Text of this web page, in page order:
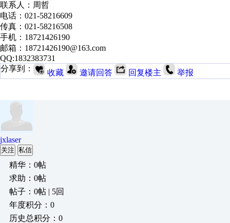
联系人：周哲
电话：021-58216609
传真：021-58216508
手机：18721426190
邮箱：18721426190@163.com
QQ:1832383731
分享到：
收藏 邀请回答 回复楼主 举报
jxlaser
关注 私信
精华：0帖
求助：0帖
帖子：0帖 | 5回
年度积分：0
历史总积分：0